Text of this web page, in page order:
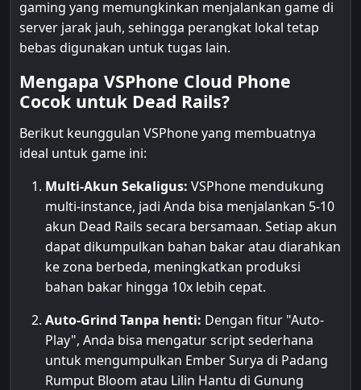
gaming yang memungkinkan menjalankan game di
server jarak jauh, sehingga perangkat lokal tetap
bebas digunakan untuk tugas lain.
Mengapa VSPhone Cloud Phone
Cocok untuk Dead Rails?
Berikut keunggulan VSPhone yang membuatnya
ideal untuk game ini:
Multi-Akun Sekaligus: VSPhone mendukung
multi-instance, jadi Anda bisa menjalankan 5-10
akun Dead Rails secara bersamaan. Setiap akun
dapat dikumpulkan bahan bakar atau diarahkan
ke zona berbeda, meningkatkan produksi
bahan bakar hingga 10x lebih cepat.
Auto-Grind Tanpa henti: Dengan fitur "Auto-
Play", Anda bisa mengatur script sederhana
untuk mengumpulkan Ember Surya di Padang
Rumput Bloom atau Lilin Hantu di Gunung